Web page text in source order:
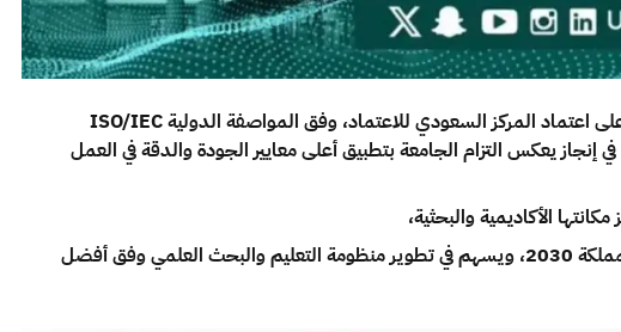
حصل معمل الهندسة البيئية بكلية الهندسة في جامعة تبوك على اعتماد المركز السعودي للاعتماد، وفق المواصفة الدولية ISO/IEC
في إنجاز يعكس التزام الجامعة بتطبيق أعلى معايير الجودة والدقة في العمل
الأكاديمية والبحثية،
ودعم مسيرة التميز والابتكار، بما يواكب مستهدفات رؤية المملكة 2030، ويسهم في تطوير منظومة التعليم والبحث العلمي وفق أفضل